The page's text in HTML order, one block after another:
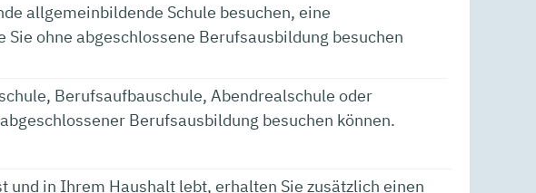
allgemeinbildende Schule besuchen, eine
ohne abgeschlossene Berufsausbildung besuchen
Berufsaufbauschule, Abendrealschule oder
Berufsausbildung besuchen können.
und in Ihrem Haushalt lebt, erhalten Sie zusätzlich einen